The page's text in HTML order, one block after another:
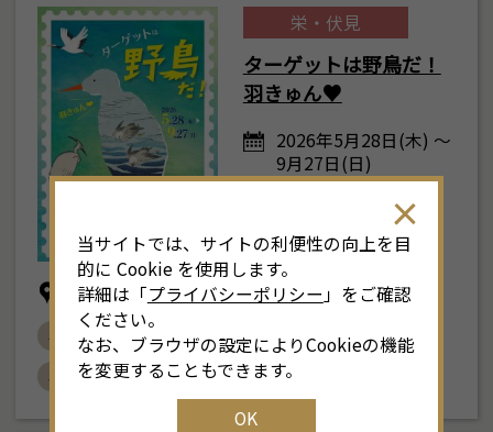
栄・伏見
ターゲットは野鳥だ！
羽きゅん♥
2026年5月28日(木) ～
9月27日(日)
三菱UFJ銀行 貨幣・浮世絵ミュージアム
# 浮世絵
# 貨幣・浮世絵ミュージアム
# おすすめ
当サイトでは、サイトの利便性の向上を目
的に Cookie を使用します。
詳細は「プライバシーポリシー 」をご確認
ください。
なお、ブラウザの設定によりCookieの機能
を変更することもできます。
OK